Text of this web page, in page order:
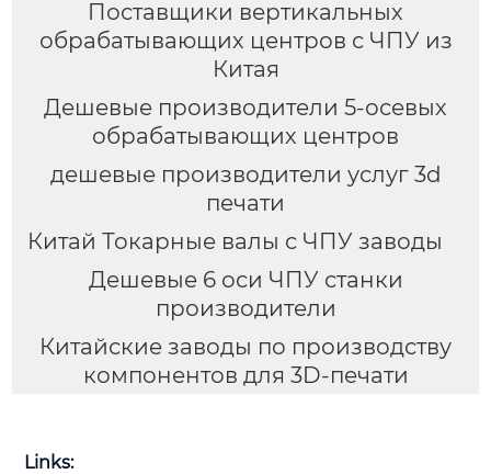
Поставщики вертикальных
обрабатывающих центров с ЧПУ из
Китая
Дешевые производители 5-осевых
обрабатывающих центров
дешевые производители услуг 3d
печати
Китай Токарные валы с ЧПУ заводы
Дешевые 6 оси ЧПУ станки
производители
Китайские заводы по производству
компонентов для 3D-печати
Links: